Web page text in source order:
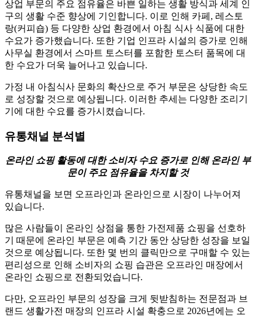
상업 부문의 주요 점유율은 바쁜 일하는 생활 방식과 세계 인
구의 생활 수준 향상에 기인합니다. 이로 인해 카페, 레스토
랑(커피숍) 등 다양한 상업 환경에서 아침 식사 식품에 대한
수요가 증가했습니다. 또한 기업 인프라 시설의 증가로 인해
사무실 환경에서 스마트 토스터를 포함한 토스터 품목에 대
한 수요가 더욱 늘어나고 있습니다.
가정 내 아침식사 문화의 확산으로 주거 부문은 상당한 속도
로 성장할 것으로 예상됩니다. 이러한 추세는 다양한 조리기
기에 대한 수요를 증가시켰습니다.
유통채널 분석별
온라인 쇼핑 활동에 대한 소비자 수요 증가로 인해 온라인 부
문이 주요 점유율을 차지할 것
유통채널을 보면 오프라인과 온라인으로 시장이 나누어져
있습니다.
많은 사람들이 온라인 상점을 통한 가전제품 쇼핑을 선호하
기 때문에 온라인 부문은 예측 기간 동안 상당한 성장을 보일
것으로 예상됩니다. 또한 몇 번의 클릭만으로 구매할 수 있는
편리성으로 인해 소비자의 쇼핑 습관은 오프라인 매장에서
온라인 쇼핑으로 전환되었습니다.
다만, 오프라인 부문의 성장을 크게 뒷받침하는 전문점과 브
랜드 생활가전 매장의 인프라 시설 확충으로 2026년에는 오